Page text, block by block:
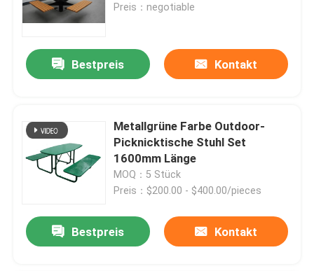
Preis：negotiable
Bestpreis Kontakt
Metallgrüne Farbe Outdoor-
Picknicktische Stuhl Set
1600mm Länge
MOQ：5 Stück
Preis：$200.00 - $400.00/pieces
Bestpreis Kontakt